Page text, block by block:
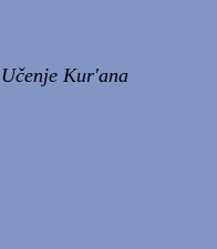
Učenje Kur'ana